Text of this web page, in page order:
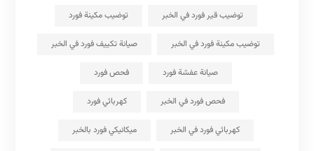
توضيب قير فورد في الخبر توضيب مكينة فورد
توضيب مكينة فورد في الخبر صيانة تكييف فورد في الخبر
صيانة عفشة فورد فحص فورد
فحص فورد في الخبر كهربائي فورد
كهربائي فورد في الخبر ميكانيكي فورد بالخبر